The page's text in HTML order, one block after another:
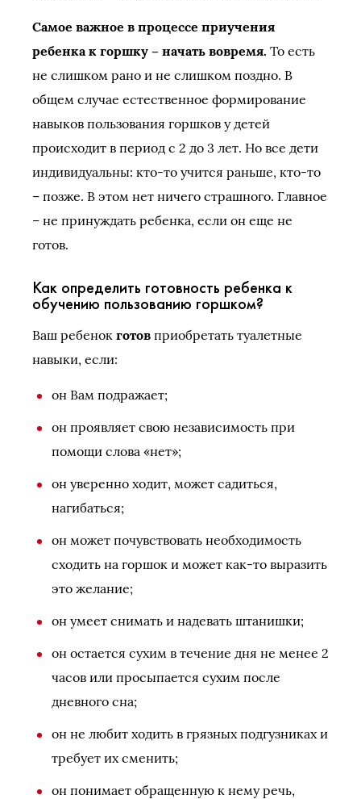
Самое важное в процессе приучения
ребенка к горшку – начать вовремя. То есть
не слишком рано и не слишком поздно. В
общем случае естественное формирование
навыков пользования горшков у детей
происходит в период с 2 до 3 лет. Но все дети
индивидуальны: кто-то учится раньше, кто-то
– позже. В этом нет ничего страшного. Главное
– не принуждать ребенка, если он еще не
готов.
Как определить готовность ребенка к
обучению пользованию горшком?
Ваш ребенок готов приобретать туалетные
навыки, если:
он Вам подражает;
он проявляет свою независимость при
помощи слова «нет»;
он уверенно ходит, может садиться,
нагибаться;
он может почувствовать необходимость
сходить на горшок и может как-то выразить
это желание;
он умеет снимать и надевать штанишки;
он остается сухим в течение дня не менее 2
часов или просыпается сухим после
дневного сна;
он не любит ходить в грязных подгузниках и
требует их сменить;
он понимает обращенную к нему речь,